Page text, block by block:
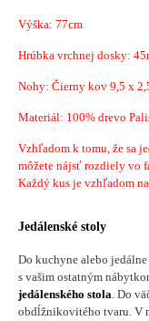
Výška: 77cm
Hrúbka vrchnej dosky:
Nohy: Čierny kov 9,5 x
Materiál: 100% drevo
Vzhľadom k tomu, že sa
môžete nájsť rozdiely vo
Každý kus je vzhľadom
Jedálenské stoly
Do kuchyne alebo
s vašim ostatným
jedálenského stola. Do
obdĺžnikovitého tvaru. V